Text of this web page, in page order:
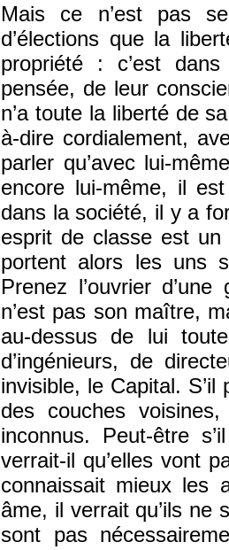
Mais ce n’est pas
d’élections que la
propriété : c’est
pensée, de leur
n’a toute la liberté de
à-dire cordialement,
parler qu’avec lui-
encore lui-même, il
dans la société, il y a
esprit de classe est
portent alors les uns
Prenez l’ouvrier
n’est pas son maître,
au-dessus de lui
d’ingénieurs, de
invisible, le Capital. S’il
des couches
inconnus. Peut-être
verrait-il qu’elles vont
connaissait mieux les
âme, il verrait qu’ils ne
sont pas